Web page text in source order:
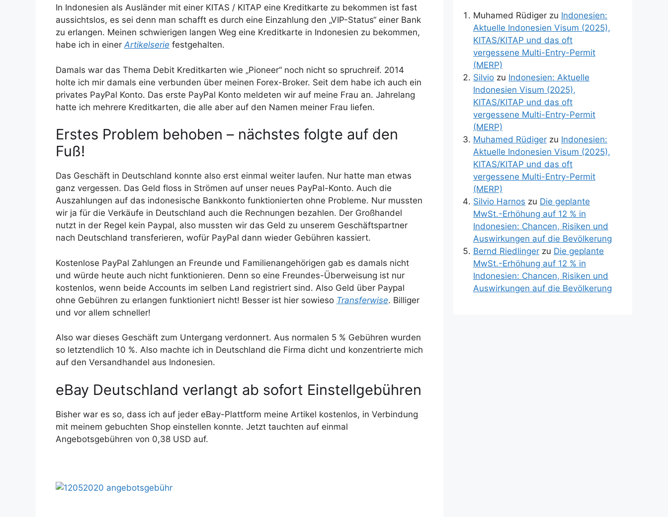
In Indonesien als Ausländer mit einer KITAS / KITAP eine Kreditkarte zu bekommen ist fast
aussichtslos, es sei denn man schafft es durch eine Einzahlung den „VIP-Status“ einer Bank
zu erlangen. Meinen schwierigen langen Weg eine Kreditkarte in Indonesien zu bekommen,
habe ich in einerArtikelserie festgehalten.
Damals war das Thema Debit Kreditkarten wie „Pioneer“ noch nicht so spruchreif. 2014
holte ich mir damals eine verbunden über meinen Forex-Broker. Seit dem habe ich auch ein
privates PayPal Konto. Das erste PayPal Konto meldeten wir auf meine Frau an. Jahrelang
hatte ich mehrere Kreditkarten, die alle aber auf den Namen meiner Frau liefen.
Erstes Problem behoben – nächstes folgte auf den
Fuß!
Das Geschäft in Deutschland konnte also erst einmal weiter laufen. Nur hatte man etwas
ganz vergessen. Das Geld floss in Strömen auf unser neues PayPal-Konto. Auch die
Auszahlungen auf das indonesische Bankkonto funktionierten ohne Probleme. Nur mussten
wir ja für die Verkäufe in Deutschland auch die Rechnungen bezahlen. Der Großhandel
nutzt in der Regel kein Paypal, also mussten wir das Geld zu unserem Geschäftspartner
nach Deutschland transferieren, wofür PayPal dann wieder Gebühren kassiert.
Kostenlose PayPal Zahlungen an Freunde und Familienangehörigen gab es damals nicht
und würde heute auch nicht funktionieren. Denn so eine Freundes-Überweisung ist nur
kostenlos, wenn beide Accounts im selben Land registriert sind. Also Geld über Paypal
ohne Gebühren zu erlangen funktioniert nicht! Besser ist hier sowieso Transferwise. Billiger
und vor allem schneller!
Also war dieses Geschäft zum Untergang verdonnert. Aus normalen 5 % Gebühren wurden
so letztendlich 10 %. Also machte ich in Deutschland die Firma dicht und konzentrierte mich
auf den Versandhandel aus Indonesien.
eBay Deutschland verlangt ab sofort Einstellgebühren
Bisher war es so, dass ich auf jeder eBay-Plattform meine Artikel kostenlos, in Verbindung
mit meinem gebuchten Shop einstellen konnte. Jetzt tauchten auf einmal
Angebotsgebühren von 0,38 USD auf.
Muhamed Rüdiger zu Indonesien:
Aktuelle Indonesien Visum (2025),
KITAS/KITAP und das oft
vergessene Multi-Entry-Permit
(MERP)
Silvio zu Indonesien: Aktuelle
Indonesien Visum (2025),
KITAS/KITAP und das oft
vergessene Multi-Entry-Permit
(MERP)
Muhamed Rüdiger zu Indonesien:
Aktuelle Indonesien Visum (2025),
KITAS/KITAP und das oft
vergessene Multi-Entry-Permit
(MERP)
Silvio Harnos zu Die geplante
MwSt.-Erhöhung auf 12 % in
Indonesien: Chancen, Risiken und
Auswirkungen auf die Bevölkerung
Bernd Riedlinger zu Die geplante
MwSt.-Erhöhung auf 12 % in
Indonesien: Chancen, Risiken und
Auswirkungen auf die Bevölkerung